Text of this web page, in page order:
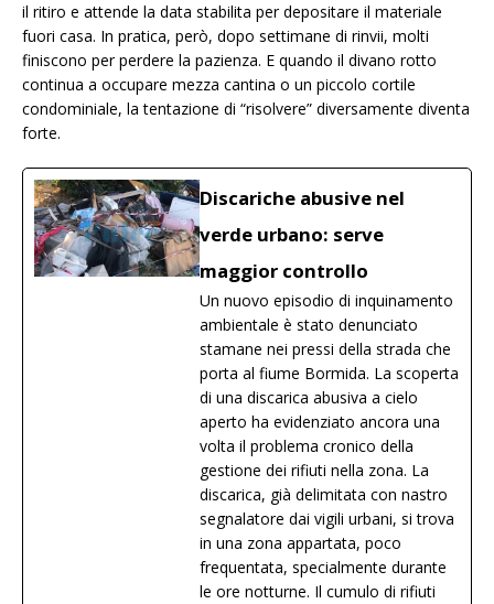
il ritiro e attende la data stabilita per depositare il materiale
fuori casa. In pratica, però, dopo settimane di rinvii, molti
finiscono per perdere la pazienza. E quando il divano rotto
continua a occupare mezza cantina o un piccolo cortile
condominiale, la tentazione di “risolvere” diversamente diventa
forte.
Discariche abusive nel
verde urbano: serve
maggior controllo
Un nuovo episodio di inquinamento
ambientale è stato denunciato
stamane nei pressi della strada che
porta al fiume Bormida. La scoperta
di una discarica abusiva a cielo
aperto ha evidenziato ancora una
volta il problema cronico della
gestione dei rifiuti nella zona. La
discarica, già delimitata con nastro
segnalatore dai vigili urbani, si trova
in una zona appartata, poco
frequentata, specialmente durante
le ore notturne. Il cumulo di rifiuti